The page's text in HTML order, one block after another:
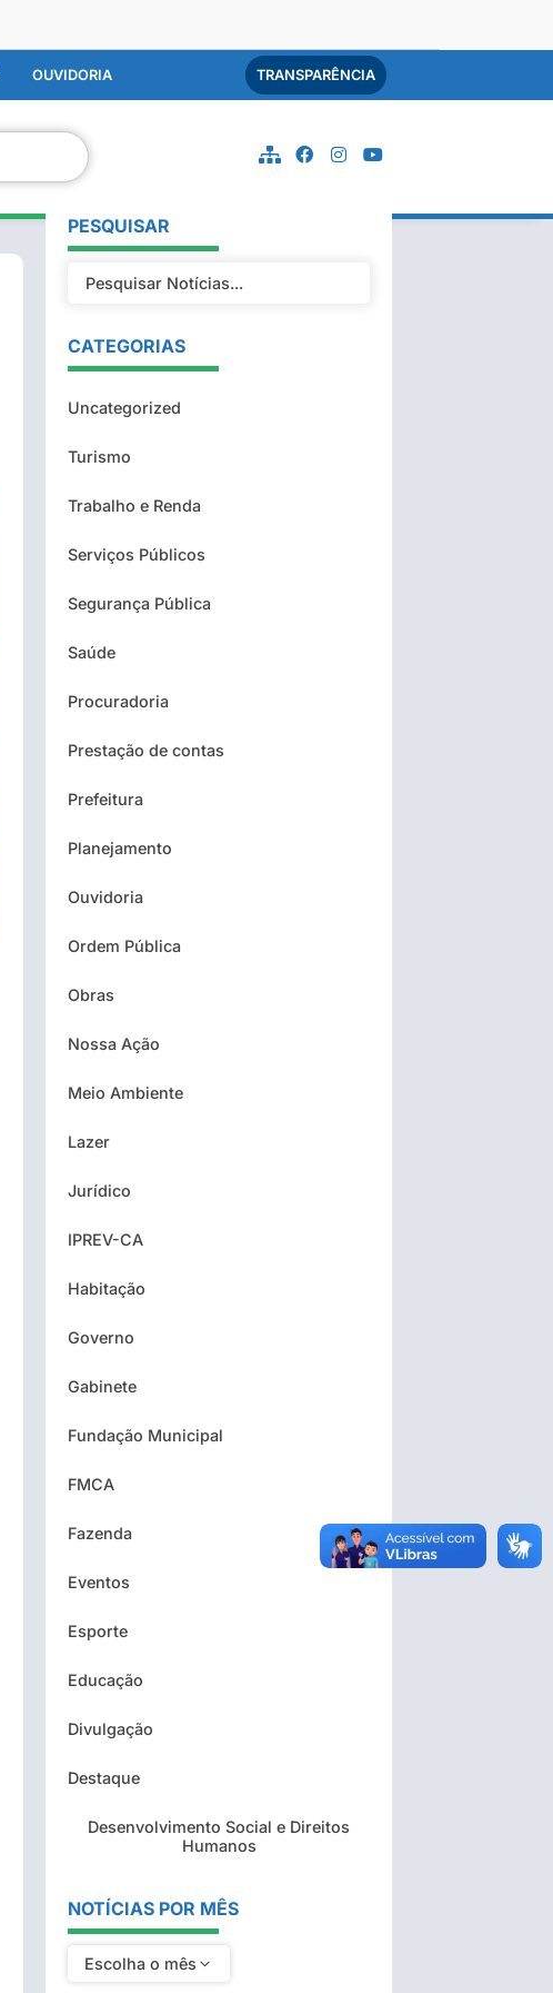
OUVIDORIA TRANSPARÊNCIA
PESQUISAR
CATEGORIAS
Uncategorized
Turismo
Trabalho e Renda
Serviços Públicos
Segurança Pública
Saúde
Procuradoria
Prestação de contas
Prefeitura
Planejamento
Ouvidoria
Ordem Pública
Obras
Nossa Ação
Meio Ambiente
Lazer
Jurídico
IPREV-CA
Habitação
Governo
Gabinete
Fundação Municipal
FMCA
Fazenda
Eventos
Esporte
Educação
Divulgação
Destaque
Desenvolvimento Social e Direitos
Humanos
NOTÍCIAS POR MÊS
Escolha o mês